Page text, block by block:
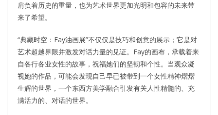
肩负着历史的重量，也为艺术世界更加光明和包容的未来带
来了希望。
“典藏时空：Fay油画展”不仅仅是技巧和创意的展示；它是对
艺术超越界限并激发对话力量的见证。Fay的画布，承载着来
自各行各业女性的故事，祝福她们的坚韧和个性。当观众凝
视她的作品，可能会发现自己早已被带到一个女性精神熠熠
生辉的世界，一个东西方美学融合引发有关人性精髓的、充
满活力的、对话的世界。